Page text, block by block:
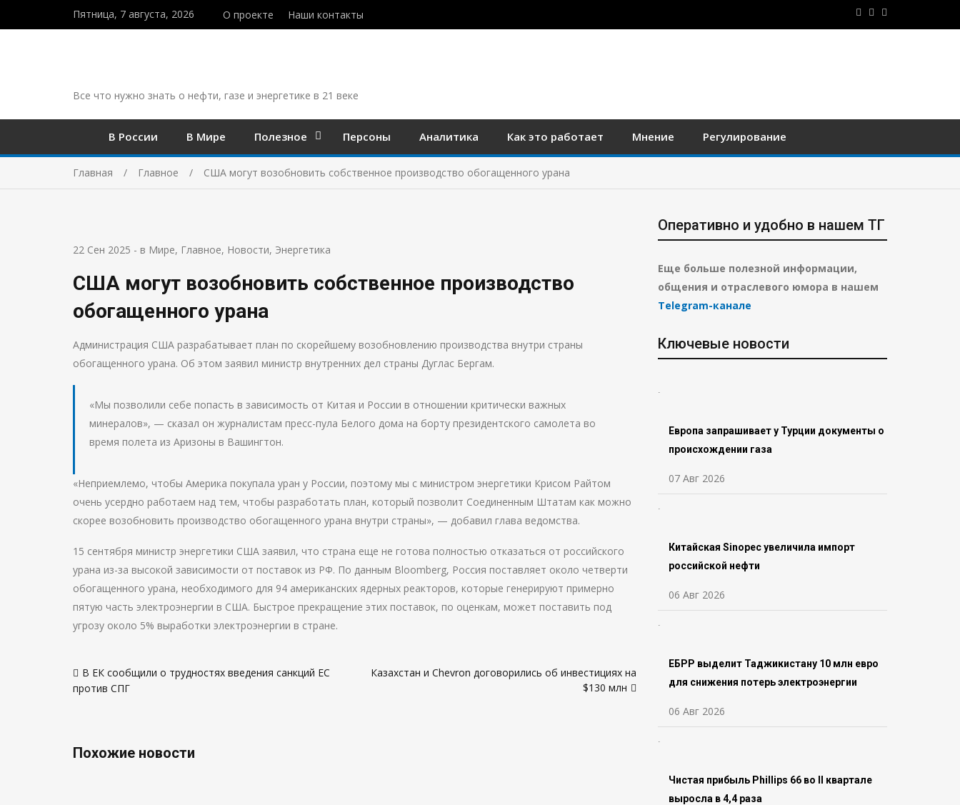
Пятница, 7 августа, 2026 О проекте Наши контакты
Все что нужно знать о нефти, газе и энергетике в 21 веке
В России В Мире Полезное Персоны Аналитика Как это работает Мнение Регулирование
Главная Главное США могут возобновить собственное производство обогащенного урана
22 Сен 2025 - в Мире, Главное, Новости, Энергетика
США могут возобновить собственное производство
обогащенного урана
Администрация США разрабатывает план по скорейшему возобновлению производства внутри страны
обогащенного урана. Об этом заявил министр внутренних дел страны Дуглас Бергам.
«Мы позволили себе попасть в зависимость от Китая и России в отношении критически важных
минералов», — сказал он журналистам пресс-пула Белого дома на борту президентского самолета во
время полета из Аризоны в Вашингтон.
«Неприемлемо, чтобы Америка покупала уран у России, поэтому мы с министром энергетики Крисом Райтом
очень усердно работаем над тем, чтобы разработать план, который позволит Соединенным Штатам как можно
скорее возобновить производство обогащенного урана внутри страны», — добавил глава ведомства.
15 сентября министр энергетики США заявил, что страна еще не готова полностью отказаться от российского
урана из-за высокой зависимости от поставок из РФ. По данным Bloomberg, Россия поставляет около четверти
обогащенного урана, необходимого для 94 американских ядерных реакторов, которые генерируют примерно
пятую часть электроэнергии в США. Быстрое прекращение этих поставок, по оценкам, может поставить под
угрозу около 5% выработки электроэнергии в стране.
поВ ЕК сообщили о трудностях введения санкций ЕС
против СПГ
Казахстан и Chevron договорились об инвестициях на
$130 млн
Похожие новости
Оперативно и удобно в нашем ТГ
Еще больше полезной информации,
общения и отраслевого юмора в нашем
Telegram-канале
Ключевые новости
Европа запрашивает у Турции документы о
происхождении газа
07 Авг 2026
Китайская Sinopec увеличила импорт
российской нефти
06 Авг 2026
ЕБРР выделит Таджикистану 10 млн евро
для снижения потерь электроэнергии
06 Авг 2026
Чистая прибыль Phillips 66 во ll квартале
выросла в 4,4 раза